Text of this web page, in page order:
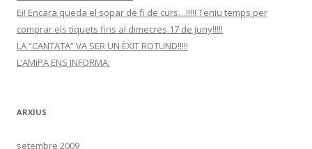
Ei! Encara queda el sopar de fi de curs…!!!!! Teniu temps per
comprar els tiquets fins al dimecres 17 de juny!!!!!
LA “CANTATA” VA SER UN ÈXIT ROTUND!!!!!
L’AMiPA ENS INFORMA:
ARXIUS
setembre 2009